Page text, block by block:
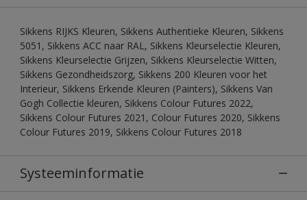
Sikkens RIJKS Kleuren, Sikkens Authentieke Kleuren, Sikkens
5051, Sikkens ACC naar RAL, Sikkens Kleurselectie Kleuren,
Sikkens Kleurselectie Grijzen, Sikkens Kleurselectie Witten,
Sikkens Gezondheidszorg, Sikkens 200 Kleuren voor het
Interieur, Sikkens Erkende Kleuren (Painters), Sikkens Van
Gogh Collectie kleuren, Sikkens Colour Futures 2022,
Sikkens Colour Futures 2021, Colour Futures 2020, Sikkens
Colour Futures 2019, Sikkens Colour Futures 2018
Systeeminformatie